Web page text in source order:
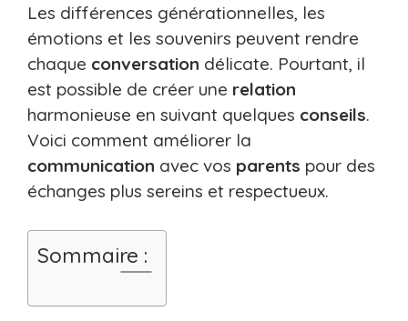
Les différences générationnelles, les
émotions et les souvenirs peuvent rendre
chaque conversation délicate. Pourtant, il
est possible de créer une relation
harmonieuse en suivant quelques conseils.
Voici comment améliorer la
communication avec vos parents pour des
échanges plus sereins et respectueux.
Sommaire :